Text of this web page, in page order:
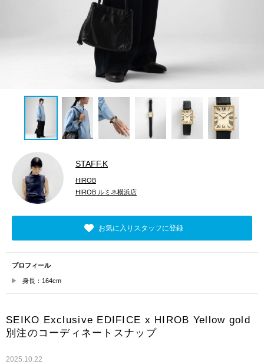
STAFF.K
HIROB
HIROB ルミネ横浜店
お気に入りスタッフに登録
プロフィール
身長：164cm
SEIKO Exclusive EDIFICE x HIROB Yellow gold
別注のコーディネートスナップ
2025.10.22